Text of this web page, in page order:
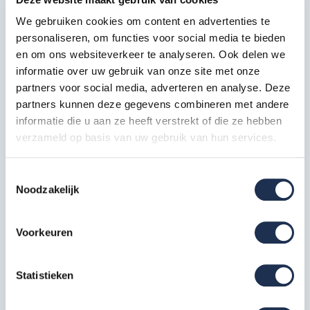
We gebruiken cookies om content en advertenties te
personaliseren, om functies voor social media te bieden
en om ons websiteverkeer te analyseren. Ook delen we
informatie over uw gebruik van onze site met onze
partners voor social media, adverteren en analyse. Deze
partners kunnen deze gegevens combineren met andere
informatie die u aan ze heeft verstrekt of die ze hebben
verzameld op basis van uw gebruik van hun services.
Noodzakelijk
Voorkeuren
Statistieken
4x
Wiel rubber + stalen spindel 20
cm
Artikelcode: 40204
8x
Borgclip
Artikelcode: 30342
* De foto's kunnen afwijken van de tekst
kunnen wij de Basic rolsteigers zeer voordelig aan u
aanbieden zonder in te leveren op de stabiliteit, veiligheid
Deze steiger is gekeurd en voorzien van een ABOMA